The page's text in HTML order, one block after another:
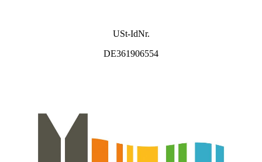
USt-IdNr.
DE361906554